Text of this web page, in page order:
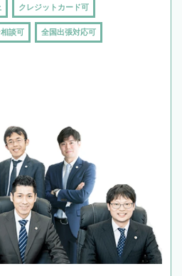
クレジットカード可
談可 全国出張対応可